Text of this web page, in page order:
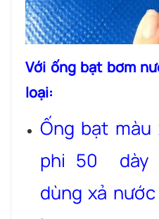
Với ống bạt bơm
loại:
Ống bạt
phi 50 dày
dùng xả